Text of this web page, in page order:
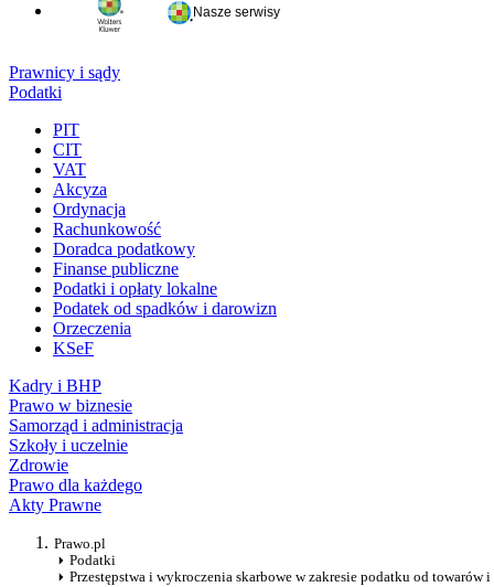
Nasze serwisy
Prawnicy i sądy
Podatki
PIT
CIT
VAT
Akcyza
Ordynacja
Rachunkowość
Doradca podatkowy
Finanse publiczne
Podatki i opłaty lokalne
Podatek od spadków i darowizn
Orzeczenia
KSeF
Kadry i BHP
Prawo w biznesie
Samorząd i administracja
Szkoły i uczelnie
Zdrowie
Prawo dla każdego
Akty Prawne
Prawo.pl
Podatki
Przestępstwa i wykroczenia skarbowe w zakresie podatku od towarów i